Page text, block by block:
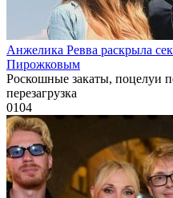
Анжелика Ревва раскрыла
Пирожковым
Роскошные закаты, поцелуи
перезагрузка
0104